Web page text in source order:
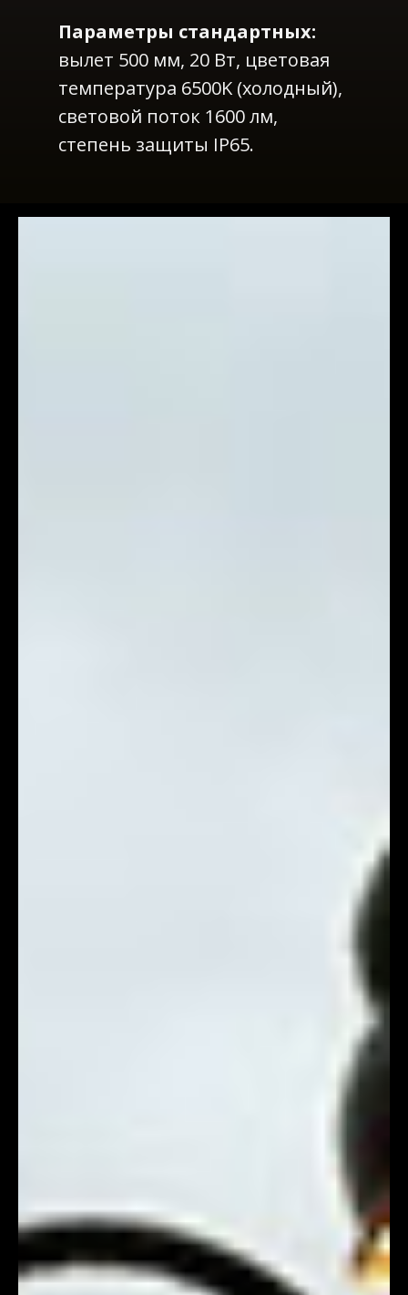
Параметры стандартных:
вылет 500 мм, 20 Вт, цветовая
температура 6500K (холодный),
световой поток 1600 лм,
степень защиты IP65.